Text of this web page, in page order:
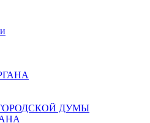
ДУМЫ